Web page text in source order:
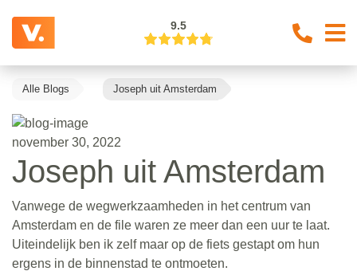
9.5
Alle Blogs Joseph uit Amsterdam
november 30, 2022
Joseph uit Amsterdam
Vanwege de wegwerkzaamheden in het centrum van
Amsterdam en de file waren ze meer dan een uur te laat.
Uiteindelijk ben ik zelf maar op de fiets gestapt om hun
ergens in de binnenstad te ontmoeten.